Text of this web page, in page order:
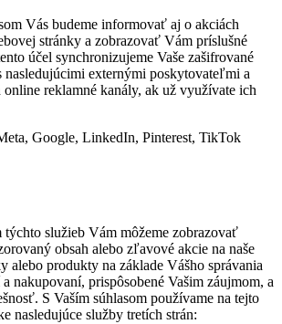
Vás budeme informovať aj o akciách
stránky a zobrazovať Vám príslušné
účel synchronizujeme Vaše zašifrované
nasledujúcimi externými poskytovateľmi a
reklamné kanály, ak už využívate ich
Google, LinkedIn, Pinterest, TikTok
týchto služieb Vám môžeme zobrazovať
obsah alebo zľavové akcie na naše
alebo produkty na základe Vášho správania
nakupovaní, prispôsobené Vašim záujmom, a
S Vaším súhlasom používame na tejto
nasledujúce služby tretích strán: